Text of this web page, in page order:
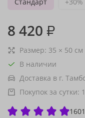
8 420 ₽
Размер: 35 × 50 см
В наличии
Доставка в г.
Покупок за сутки: